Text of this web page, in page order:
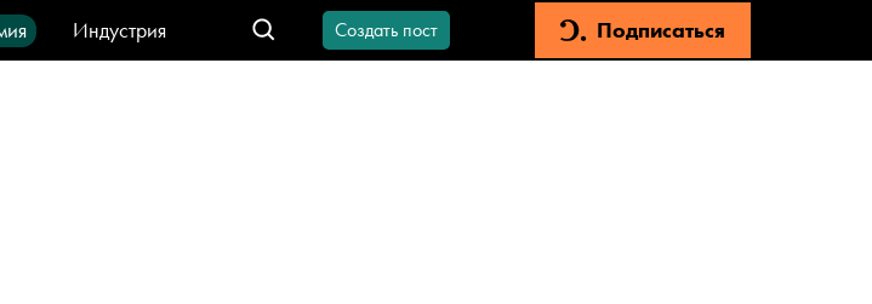
Индустрия
Создать пост Подписаться